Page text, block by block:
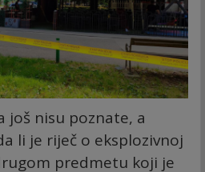
još nisu poznate, a
li je riječ o eksplozivnoj
predmetu koji je